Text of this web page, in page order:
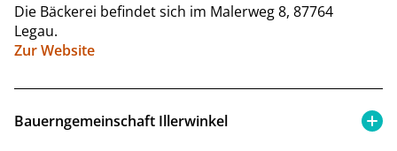
Die Bäckerei befindet sich im Malerweg 8, 87764
Legau.
Zur Website
Bauerngemeinschaft Illerwinkel